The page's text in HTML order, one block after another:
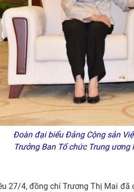
Đoàn đại biểu Đảng Cộng sản
Trưởng Ban Tổ chức Trung
27/4, đồng chí Trương Thị Mai đã